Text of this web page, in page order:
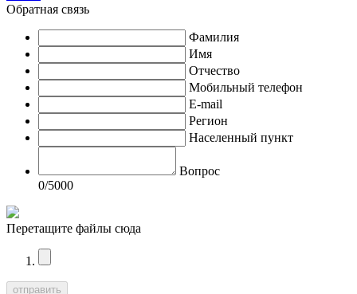
Обратная связь
Фамилия
Имя
Отчество
Мобильный телефон
E-mail
Регион
Населенный пункт
Вопрос
0/5000
Перетащите файлы сюда